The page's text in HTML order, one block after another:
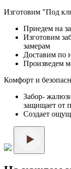
Изготовим "Под
Приедем на
Изготовим
замерам
Доставим по
Произведем
Комфорт и
Забор-
защищает от
Создает